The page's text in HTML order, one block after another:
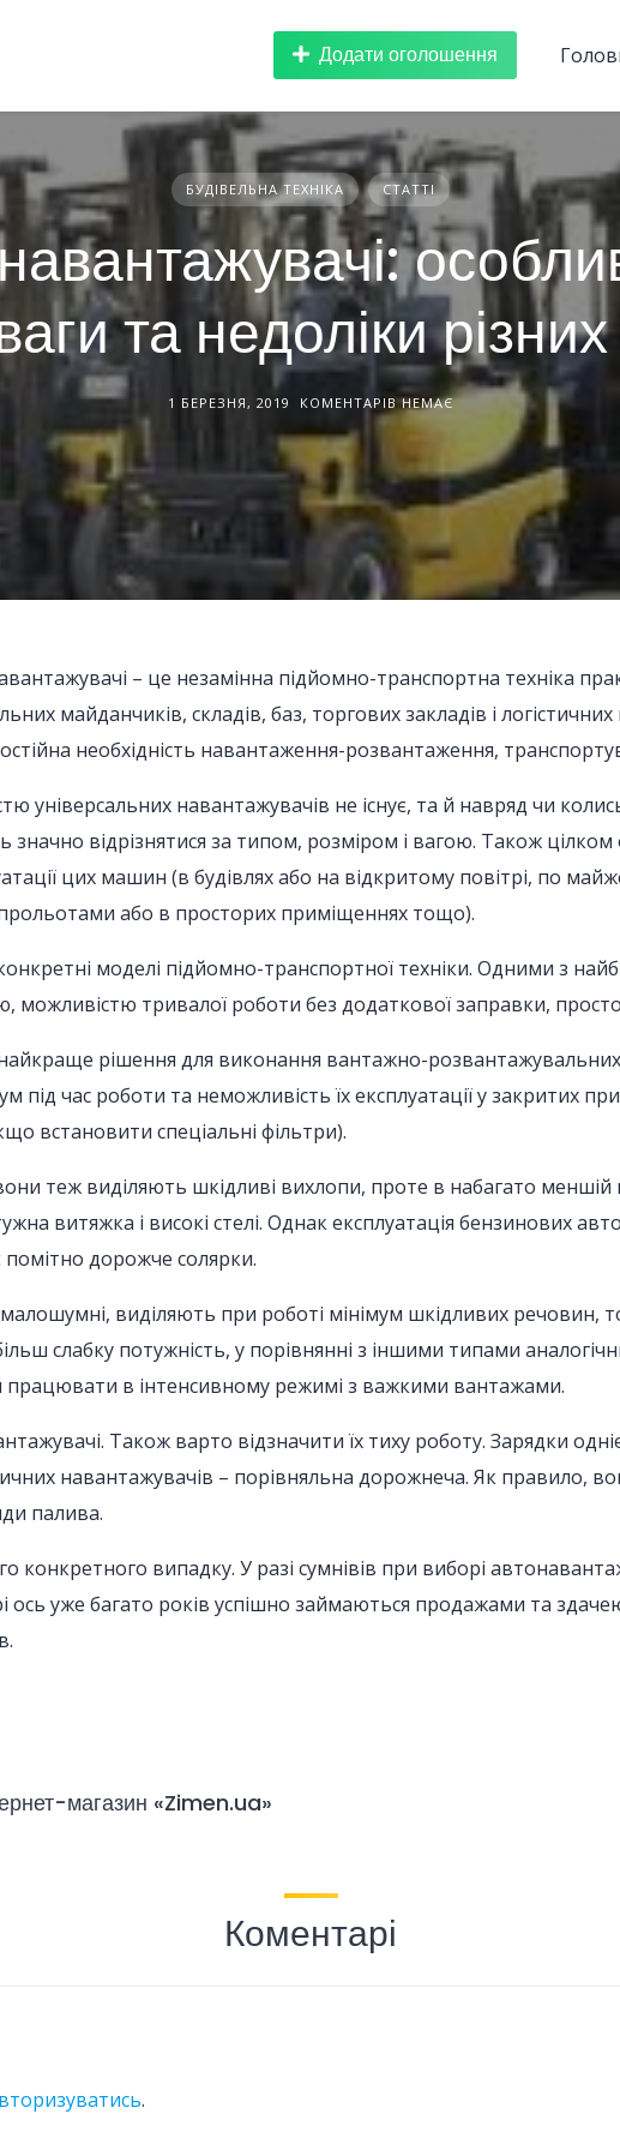
Додати оголошення
БУДІВЕЛЬНА ТЕХНІКА СТАТТІ
та недоліки різних
1 БЕРЕЗНЯ, 2019 КОМЕНТАРІВ НЕМАЄ
– це незамінна підйомно-транспортна техніка
майданчиків, складів, баз, торгових закладів і
необхідність навантаження-розвантаження,
універсальних навантажувачів не існує, та й навряд чи
значно відрізнятися за типом, розміром і вагою. Також
цих машин (в будівлях або на відкритому повітрі, по
або в просторих приміщеннях тощо).
моделі підйомно-транспортної техніки. Одними з
можливістю тривалої роботи без додаткової заправки,
рішення для виконання вантажно-
час роботи та неможливість їх експлуатації у закритих
встановити спеціальні фільтри).
теж виділяють шкідливі вихлопи, проте в набагато меншій
витяжка і високі стелі. Однак експлуатація бензинових
дорожче солярки.
виділяють при роботі мінімум шкідливих речовин,
слабку потужність, у порівнянні з іншими типами
працювати в інтенсивному режимі з важкими вантажами.
Також варто відзначити їх тиху роботу. Зарядки
навантажувачів – порівняльна дорожнеча. Як правило,
палива.
конкретного випадку. У разі сумнівів при виборі
ось уже багато років успішно займаються продажами та
магазин «Zimen.ua»
Коментарі
.